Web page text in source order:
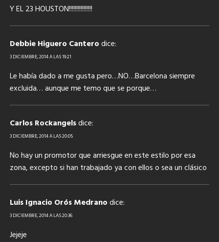
Y EL 23 HOUSTON!!!!!!!!!!!!!!!!
Debbie Higuero Canterodice:
3 DICIEMBRE, 2014 A LAS 19:21
Le había dado a me gusta pero…NO…Barcelona siempre
excluida… aunque me temo que se porque…
Carlos Rockangelsdice:
3 DICIEMBRE, 2014 A LAS 20:05
No hay un promotor que arriesgue en este estilo por esa
zona, excepto si han trabajado ya con ellos o sea un clásico
Luis Ignacio Orós Medranodice:
3 DICIEMBRE, 2014 A LAS 20:36
Jejeje